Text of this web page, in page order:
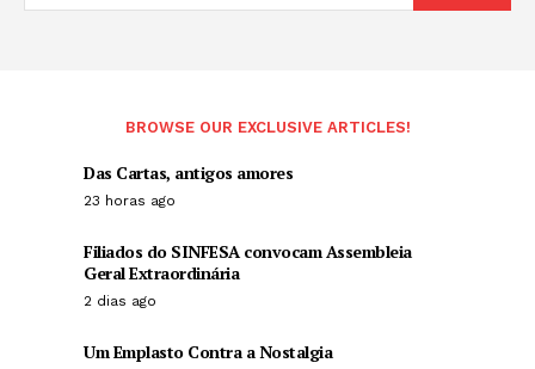
BROWSE OUR EXCLUSIVE ARTICLES!
Das Cartas, antigos amores
23 horas ago
Filiados do SINFESA convocam Assembleia
Geral Extraordinária
2 dias ago
Um Emplasto Contra a Nostalgia